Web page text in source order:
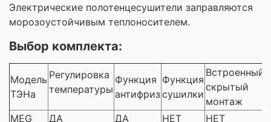
Электрические полотенцесушители заправляются
морозоустойчивым теплоносителем.
Выбор комплекта:
Модель
ТЭНа
Регулировка
температуры
Функция
антифриз
Функция
сушилки
Встроенный
скрытый
монтаж
MEG
ДА ДА НЕТ НЕТ